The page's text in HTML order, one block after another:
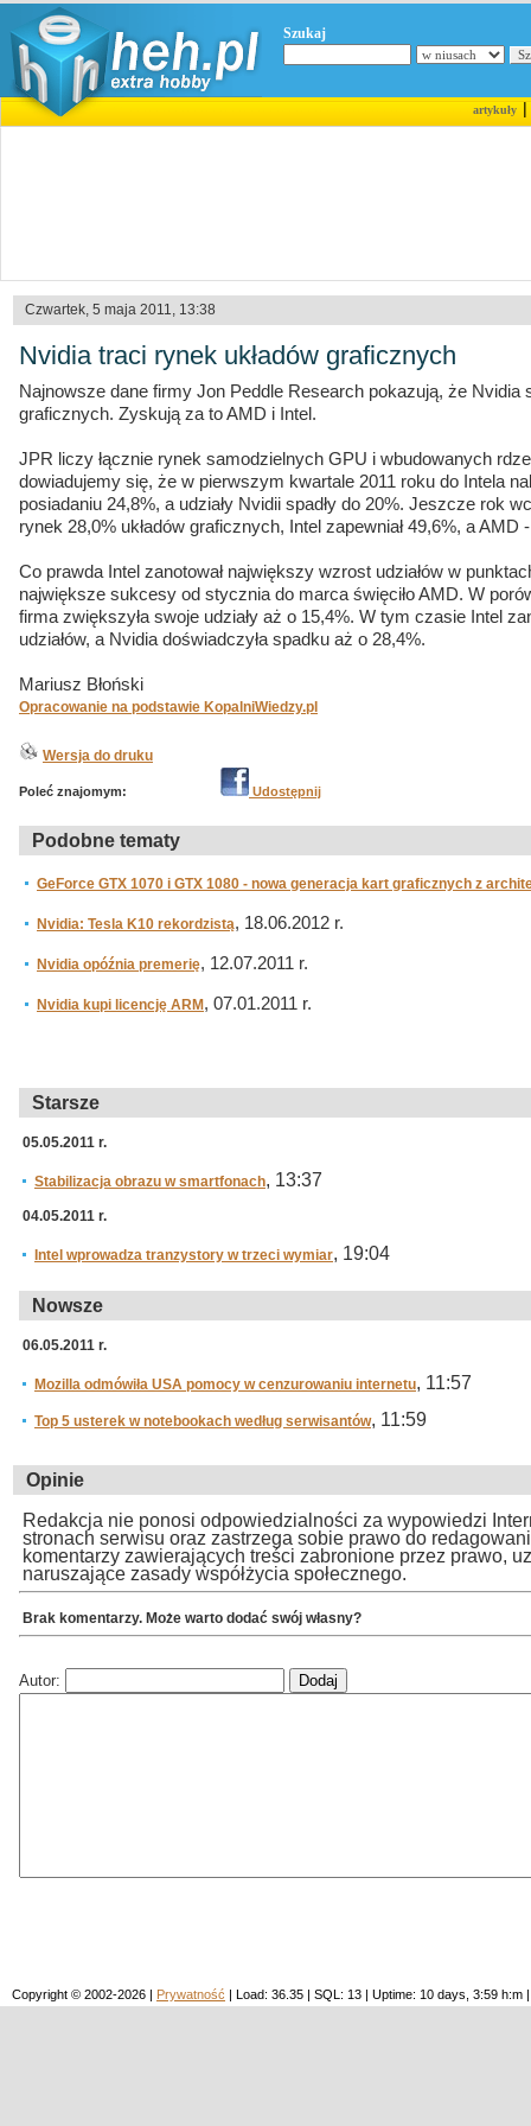
Szukaj
artykuły|
Czwartek, 5 maja 2011, 13:38
Nvidia traci rynek układów graficznych
Najnowsze dane firmy Jon Peddle Research pokazują, że Nvidia
graficznych. Zyskują za to AMD i Intel.
JPR liczy łącznie rynek samodzielnych GPU i wbudowanych
dowiadujemy się, że w pierwszym kwartale 2011 roku do Intela
posiadaniu 24,8%, a udziały Nvidii spadły do 20%. Jeszcze rok
rynek 28,0% układów graficznych, Intel zapewniał 49,6%, a AMD
Co prawda Intel zanotował największy wzrost udziałów w
największe sukcesy od stycznia do marca święciło AMD. W
firma zwiększyła swoje udziały aż o 15,4%. W tym czasie Intel
udziałów, a Nvidia doświadczyła spadku aż o 28,4%.
Mariusz Błoński
Opracowanie na podstawie KopalniWiedzy.pl
Wersja do druku
Poleć znajomym: Udostępnij
Podobne tematy
GeForce GTX 1070 i GTX 1080 - nowa generacja kart graficznych z
Nvidia: Tesla K10 rekordzistą, 18.06.2012 r.
Nvidia opóźnia premerię, 12.07.2011 r.
Nvidia kupi licencję ARM , 07.01.2011 r.
Starsze
05.05.2011 r.
Stabilizacja obrazu w smartfonach, 13:37
04.05.2011 r.
Intel wprowadza tranzystory w trzeci wymiar, 19:04
Nowsze
06.05.2011 r.
Mozilla odmówiła USA pomocy w cenzurowaniu internetu, 11:57
Top 5 usterek w notebookach według serwisantów, 11:59
Opinie
Redakcja nie ponosi odpowiedzialności za wypowiedzi
stronach serwisu oraz zastrzega sobie prawo do
komentarzy zawierających treści zabronione przez prawo,
naruszające zasady współżycia społecznego.
Brak komentarzy. Może warto dodać swój własny?
Autor:
Copyright © 2002-2026 | Prywatność | Load: 36.35 | SQL: 13 | Uptime: 10 days, 3:59